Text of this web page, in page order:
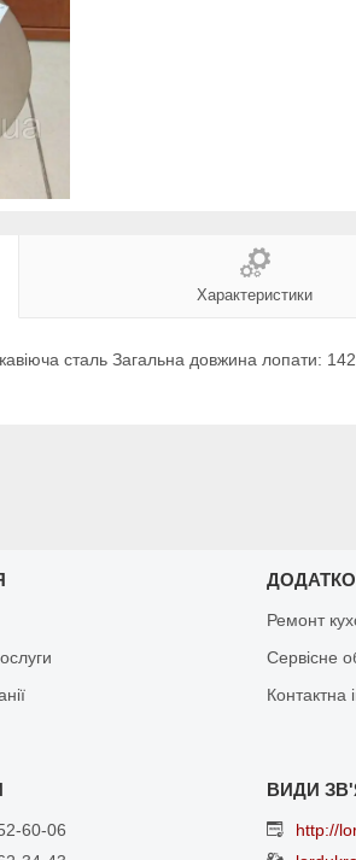
Характеристики
сталь Загальна довжина лопати:
Ремонт
Сервісне
Контактна
60-06
http://